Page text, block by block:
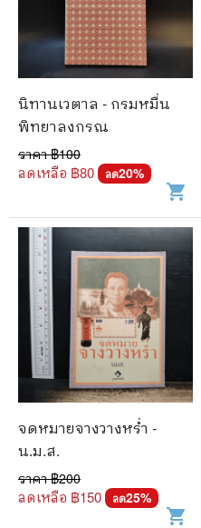
นิทานเวตาล - กรมหมื่น
พิทยาลงกรณ
ราคา ฿100
ลดเหลือ ฿80 ลด20%
shopping_cart
จดหมายจางวางหร่ำ -
น.ม.ส.
ราคา ฿200
ลดเหลือ ฿150 ลด25%
shopping_cart